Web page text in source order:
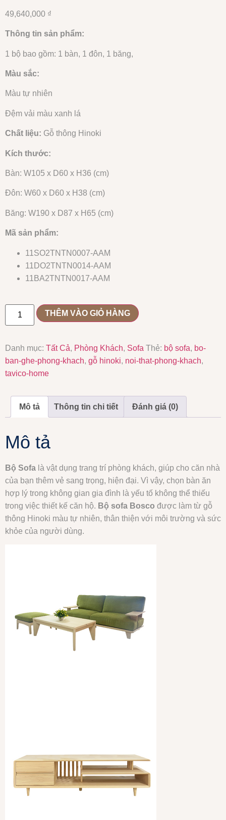
49,640,000 ₫
Thông tin sản phẩm:
1 bộ bao gồm: 1 bàn, 1 đôn, 1 băng,
Màu sắc:
Màu tự nhiên
Đệm vải màu xanh lá
Chất liệu: Gỗ thông Hinoki
Kích thước:
Bàn: W105 x D60 x H36 (cm)
Đôn: W60 x D60 x H38 (cm)
Băng: W190 x D87 x H65 (cm)
Mã sản phẩm:
11SO2TNTN0007-AAM
11DO2TNTN0014-AAM
11BA2TNTN0017-AAM
THÊM VÀO GIỎ HÀNG
Danh mục: Tất Cả, Phòng Khách, Sofa Thẻ: bộ sofa, bo-
ban-ghe-phong-khach, gỗ hinoki, noi-that-phong-khach,
tavico-home
Mô tả Thông tin chi tiết Đánh giá (0)
Mô tả
Bộ Sofa là vật dụng trang trí phòng khách, giúp cho căn nhà
của bạn thêm vẻ sang trọng, hiện đại. Vì vậy, chọn bàn ăn
hợp lý trong không gian gia đình là yếu tố không thể thiếu
trong việc thiết kế căn hộ. Bộ sofa Bosco được làm từ gỗ
thông Hinoki màu tự nhiên, thân thiện với môi trường và sức
khỏe của người dùng.